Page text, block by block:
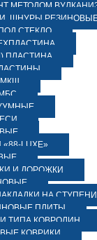
МЕТОДОМ
ШНУРЫ
СТЕКЛО
ПЛАСТИНА
LUXE»
И ДОРОЖКИ
НА СТУПЕНИ
ПЛИТЫ
ТИПА КОВРОЛИН
КОВРИКИ